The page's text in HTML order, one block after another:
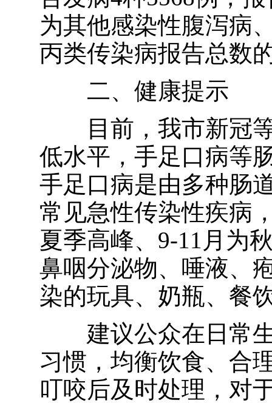
为其他感染性腹泻病
丙类传染病报告总数
二、 健康提示
目前，我市新冠
低水平，手足口病等
手足口病是由多种肠
常见急性传染性疾病
夏季高峰、 9-11 月为
鼻咽分泌物、唾液、
染的玩具、奶瓶、餐
建议公众在日常
习惯，均衡饮食、合
叮咬后及时处理， 对